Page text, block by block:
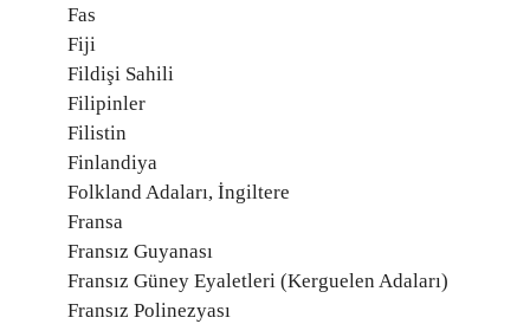
Fas
Fiji
Fildişi Sahili
Filipinler
Filistin
Finlandiya
Folkland Adaları, İngiltere
Fransa
Fransız Guyanası
Fransız Güney Eyaletleri (Kerguelen Adaları)
Fransız Polinezyası